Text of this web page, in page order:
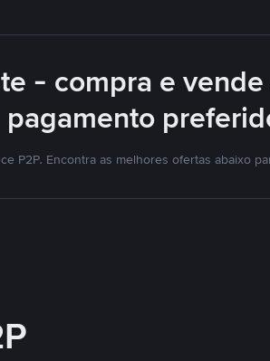
- compra e
pagamento
P2P. Encontra as melhores ofertas abaixo